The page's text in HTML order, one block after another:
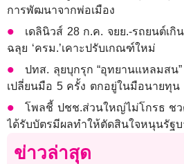
การพัฒนาจากพ่อเมือง
เดลินิวส์ 28 ก.ค. จยย.-รถยนต์เกิ
ฉลุย ‘ครม.’เคาะปรับเกณฑ์ใหม่
ปทส. ลุยบุกรุก “อุทยานแหลมสน”
เปลี่ยนมือ 5 ครั้ง ตกอยู่ในมือนายทุน
โพลชี้ ปชช.ส่วนใหญ่ไม่โกรธ ชว
ได้รับบัตรมีผลทำให้ตัดสินใจหนุนรัฐบ
ข่าวล่าสุด